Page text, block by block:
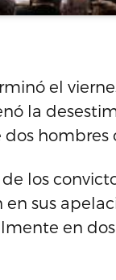
el
la
hombres
los
sus
en